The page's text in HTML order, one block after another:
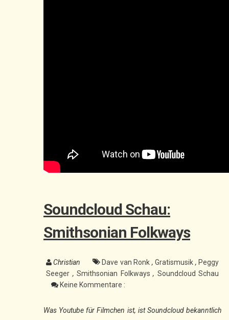
Soundcloud Schau:
Smithsonian Folkways
Christian Dave van Ronk ,Gratismusik , Peggy
Seeger , Smithsonian Folkways , Soundcloud Schau
Keine Kommentare :
Was Youtube für Filmchen ist, ist Soundcloud bekanntlich